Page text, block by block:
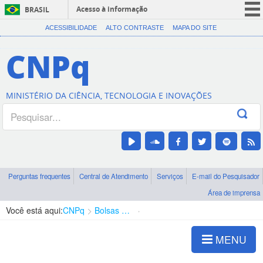
BRASIL
Acesso à informação
CORONAVÍRUS (COVID-19)
Canais
ACESSIBILIDADE ALTO CONTRASTE MAPA DO SITE
CNPq
MINISTÉRIO DA CIÊNCIA, TECNOLOGIA E INOVAÇÕES
Perguntas frequentes Central de Atendimento Serviços
E-mail do Pesquisador
Área de imprensa
Você está aqui:CNPq Bolsas e Auxílios Vigentes
MENU